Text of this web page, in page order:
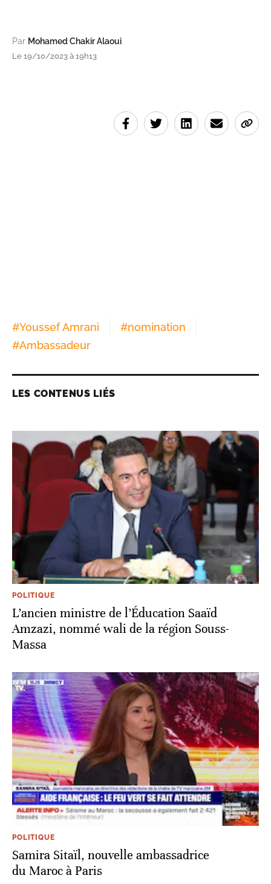
Par Mohamed Chakir Alaoui
Le 19/10/2023 à 19h13
#Youssef Amrani #nomination
#Ambassadeur
LES CONTENUS LIÉS
POLITIQUE
L’ancien ministre de l’Éducation Saaïd
Amzazi, nommé wali de la région Souss-
Massa
POLITIQUE
Samira Sitaïl, nouvelle ambassadrice
du Maroc à Paris